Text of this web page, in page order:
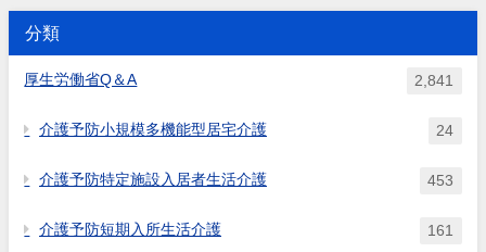
はあるか。
い」質問 短期入所的な施設...
の研修」とはなにか。
分類
厚生労働省Q＆A 2,841
介護予防小規模多機能型居宅介護 24
介護予防特定施設入居者生活介護 453
介護予防短期入所生活介護 161